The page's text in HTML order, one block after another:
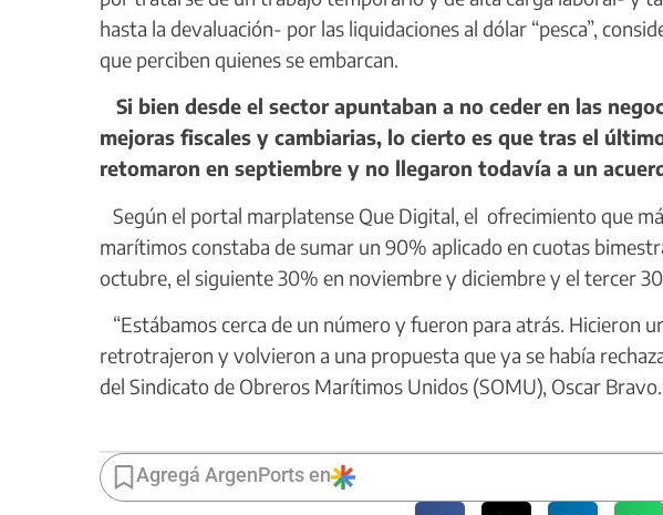
hasta la devaluación- por las liquidaciones al dólar “pesca”,
que perciben quienes se embarcan.
Si bien desde el sector apuntaban a no ceder en las
mejoras fiscales y cambiarias, lo cierto es que tras el
retomaron en septiembre y no llegaron todavía a un
Según el portal marplatense Que Digital, el ofrecimiento que
marítimos constaba de sumar un 90% aplicado en cuotas
octubre, el siguiente 30% en noviembre y diciembre y el tercer
“Estábamos cerca de un número y fueron para atrás. Hicieron
retrotrajeron y volvieron a una propuesta que ya se había
del Sindicato de Obreros Marítimos Unidos (SOMU), Oscar Bravo.
Agregá ArgenPorts en